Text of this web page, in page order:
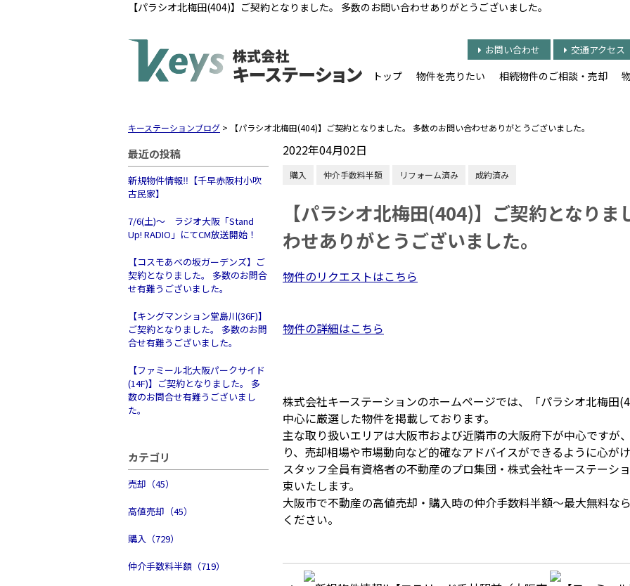
【パラシオ北梅田(404)】ご契約となりました。 多数のお問い合わせありがとうございました。
お問い合わせ 交通アクセス
トップ 物件を売りたい 相続物件のご相談・売却
キーステーションブログ > 【パラシオ北梅田(404)】ご契約となりました。 多数のお問い合わせありがとうございました。
最近の投稿
新規物件情報‼【千早赤阪村小吹
古民家】
7/6(土)～ ラジオ大阪「Stand
Up! RADIO」にてCM放送開始！
【コスモあべの坂ガーデンズ】ご
契約となりました。 多数のお問合
せ有難うございました。
【キングマンション堂島川(36F)】
ご契約となりました。 多数のお問
合せ有難うございました。
【ファミール北大阪パークサイド
(14F)】ご契約となりました。 多
数のお問合せ有難うございまし
た。
カテゴリ
売却（45）
高値売却（45）
購入（729）
仲介手数料半額（719）
2022年04月02日
購入 仲介手数料半額 リフォーム済み 成約済み
【パラシオ北梅田(404)】ご契約となり
わせありがとうございました。
物件のリクエストはこちら
物件の詳細はこちら
株式会社キーステーションのホームページでは、「パラシオ北梅田
中心に厳選した物件を掲載しております。
主な取り扱いエリアは大阪市および近隣市の大阪府下が中心ですが
り、売却相場や市場動向など的確なアドバイスができるように心がけ
スタッフ全員有資格者の不動産のプロ集団・株式会社キーステーシ
束いたします。
大阪市で不動産の高値売却・購入時の仲介手数料半額～最大無料な
ください。